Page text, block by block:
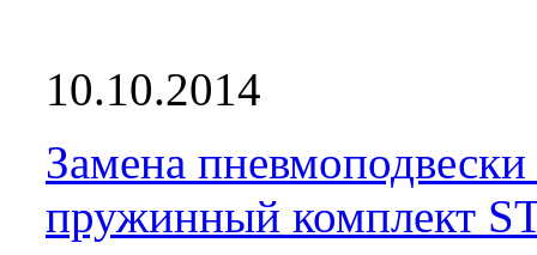
10.10.2014
Замена
пружинный комплект